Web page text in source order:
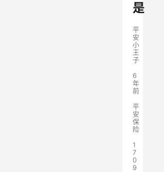
是
平
安
小
王
子
6
年
前
平
安
保
险
1
7
0
9